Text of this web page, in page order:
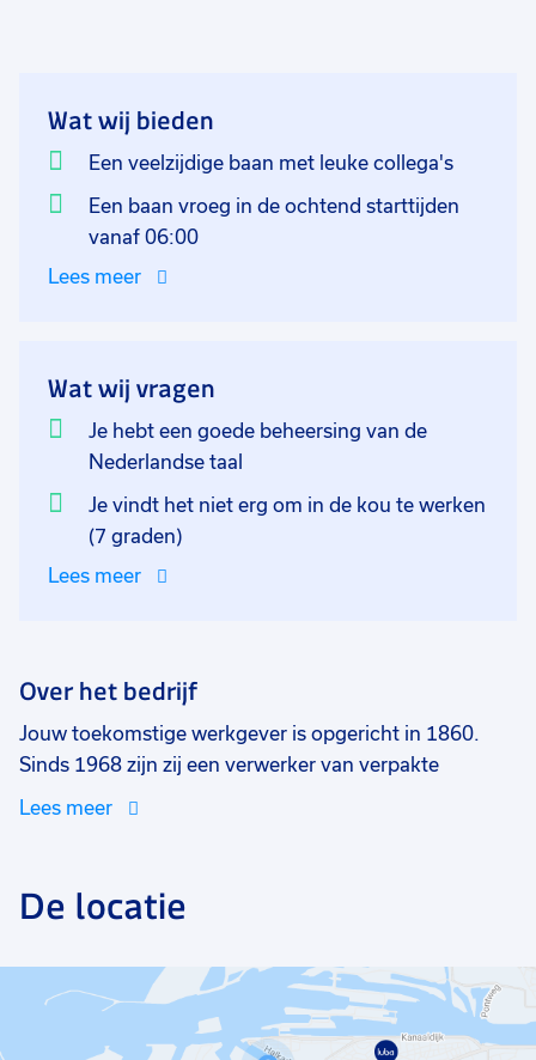
HACCP regels en houdt de medewerkers hier ook mee
scherp in de gaten. Je werkt in teamverband in een
multicultureel team, je zult soms creatief moeten zijn
met uitleg omdat de zelfde taal niet wordt gesproken.
verantwoordelijk voor het dagelijks administratief
Wat wij bieden
Een veelzijdige baan met leuke collega's
Een baan vroeg in de ochtend starttijden
vanaf 06:00
Lees meer
Wat wij vragen
Je hebt een goede beheersing van de
Nederlandse taal
Je vindt het niet erg om in de kou te werken
(7 graden)
Lees meer
Over het bedrijf
Jouw toekomstige werkgever is opgericht in 1860.
Sinds 1968 zijn zij een verwerker van verpakte
visproducten zoals haring, makreel, garnalen, zalm en
groothandel als de zorg- en cateringmarkt.
Lees meer
De locatie